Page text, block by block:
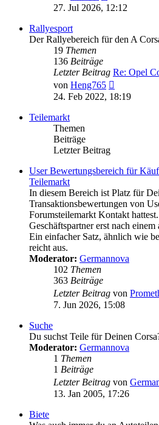
Beitrag
27. Jul 2026, 12:12
Rallyesport
Der Rallyebereich für den A
19 Themen
136 Beiträge
Letzter Beitrag Re: Opel
von Heng765
Beitrag
24. Feb 2022, 18:19
Teilemarkt
Themen
Beiträge
Letzter Beitrag
User Bewertungsbereich für
Teilemarkt
In diesem Bereich ist Platz für
Transaktionsbewertungen von
Forumsteilemarkt Kontakt
Geschäftspartner erst nach einem
Ein einfacher Satz, ähnlich wie
reicht aus.
Moderator: Germannova
102 Themen
363 Beiträge
Letzter Beitrag von
7. Jun 2026, 15:08
Suche
Du suchst Teile für Deinen
Moderator: Germannova
1 Themen
1 Beiträge
Letzter Beitrag von
13. Jan 2005, 17:26
Biete